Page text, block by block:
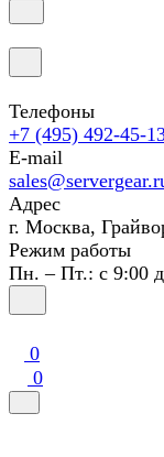
Телефоны
+7 (495) 492-45-
E-mail
Адрес
г. Москва,
Режим работы
Пн. – Пт.: с 9:00
0
0